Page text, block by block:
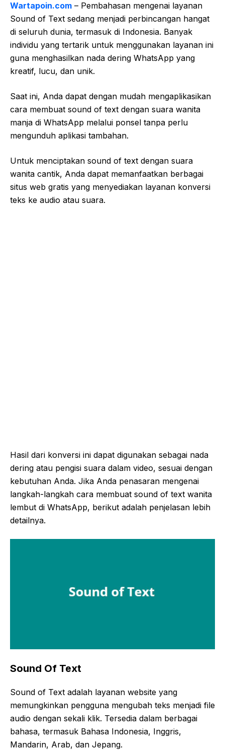
Wartapoin.com – Pembahasan mengenai layanan
Sound of Text sedang menjadi perbincangan hangat
di seluruh dunia, termasuk di Indonesia. Banyak
individu yang tertarik untuk menggunakan layanan ini
guna menghasilkan nada dering WhatsApp yang
kreatif, lucu, dan unik.
Saat ini, Anda dapat dengan mudah mengaplikasikan
cara membuat sound of text dengan suara wanita
manja di WhatsApp melalui ponsel tanpa perlu
mengunduh aplikasi tambahan.
Untuk menciptakan sound of text dengan suara
wanita cantik, Anda dapat memanfaatkan berbagai
situs web gratis yang menyediakan layanan konversi
teks ke audio atau suara.
Hasil dari konversi ini dapat digunakan sebagai nada
dering atau pengisi suara dalam video, sesuai dengan
kebutuhan Anda. Jika Anda penasaran mengenai
langkah-langkah cara membuat sound of text wanita
lembut di WhatsApp, berikut adalah penjelasan lebih
detailnya.
Sound Of Text
Sound of Text adalah layanan website yang
memungkinkan pengguna mengubah teks menjadi file
audio dengan sekali klik. Tersedia dalam berbagai
bahasa, termasuk Bahasa Indonesia, Inggris,
Mandarin, Arab, dan Jepang.